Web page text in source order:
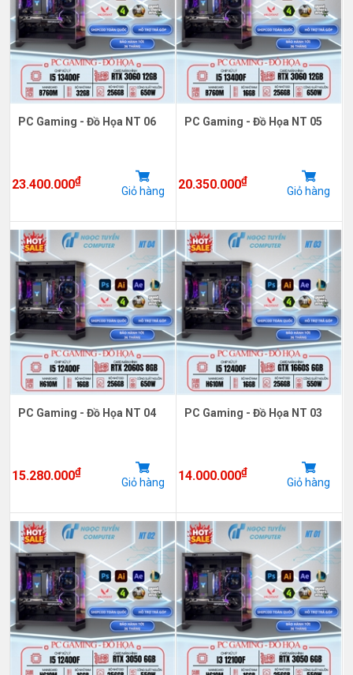
PC Gaming - Đồ Họa NT 06
23.400.000₫
Giỏ hàng
PC Gaming - Đồ Họa NT 05
20.350.000₫
Giỏ hàng
PC Gaming - Đồ Họa NT 04
15.280.000₫
Giỏ hàng
PC Gaming - Đồ Họa NT 03
14.000.000₫
Giỏ hàng